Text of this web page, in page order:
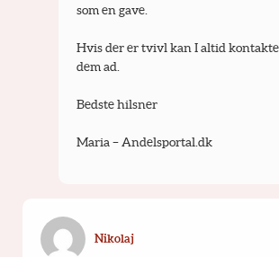
som en gave.
Hvis der er tvivl kan I altid
dem ad.
Bedste hilsner
Maria – Andelsportal.dk
Nikolaj